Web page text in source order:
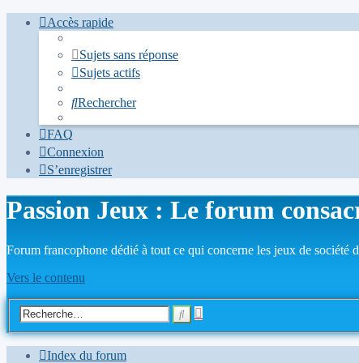
Accès rapide
Sujets sans réponse
Sujets actifs
Rechercher
FAQ
Connexion
S’enregistrer
Passion Jeux : Le forum
Forum francophone dédié à tout ce qui concerne les jeux de société
Vers le contenu
Recherche
Index du forum